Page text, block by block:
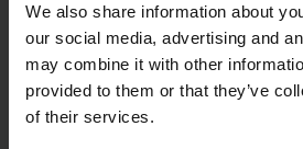
We also share information about
our social media, advertising and
may combine it with other
provided to them or that they’ve
of their services.